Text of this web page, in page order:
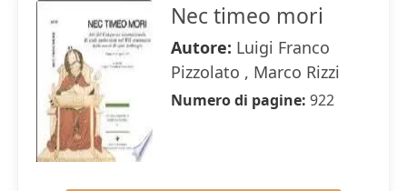
Nec timeo mori
Autore: Luigi Franco
Pizzolato , Marco Rizzi
Numero di pagine: 922